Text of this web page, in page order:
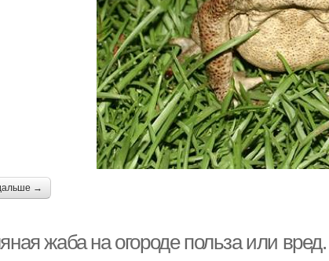
→
жаба на огороде польза или